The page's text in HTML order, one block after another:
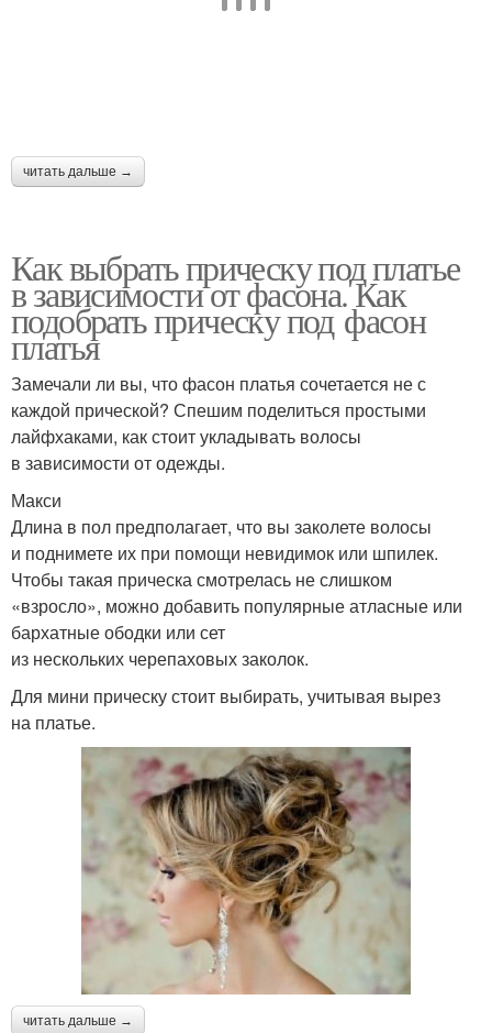
читать дальше →
Как выбрать прическу под платье
в зависимости от фасона. Как
подобрать прическу под фасон
платья
Замечали ли вы, что фасон платья сочетается не с
каждой прической? Спешим поделиться простыми
лайфхаками, как стоит укладывать волосы
в зависимости от одежды.
Макси
Длина в пол предполагает, что вы заколете волосы
и поднимете их при помощи невидимок или шпилек.
Чтобы такая прическа смотрелась не слишком
«взросло», можно добавить популярные атласные или
бархатные ободки или сет
из нескольких черепаховых заколок.
Для мини прическу стоит выбирать, учитывая вырез
на платье.
читать дальше →